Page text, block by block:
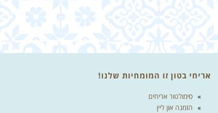
אריחי בטון זו המומחיות שלנו!
סימולטור אריחים
הזמנה און ליין